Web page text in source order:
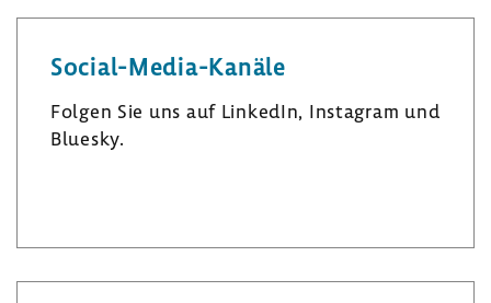
Social-​Media-Kanäle
Folgen Sie uns auf LinkedIn, Insta­gram und
Bluesky.
n
k
s
t
u
e